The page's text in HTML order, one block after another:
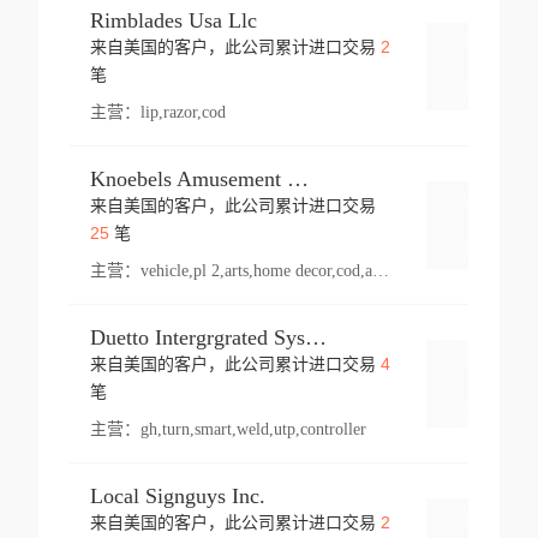
Rimblades Usa Llc
来自美国的客户，此公司累计进口交易 2
笔
主营： lip,razor,cod
Knoebels Amusement Resort
来自美国的客户，此公司累计进口交易
25笔
主营： vehicle,pl 2,arts,home decor,cod,amusement ride,sea
Duetto Intergrgrated Systems Inc.
来自美国的客户，此公司累计进口交易 4
笔
主营： gh,turn,smart,weld,utp,controller
Local Signguys Inc.
来自美国的客户，此公司累计进口交易 2